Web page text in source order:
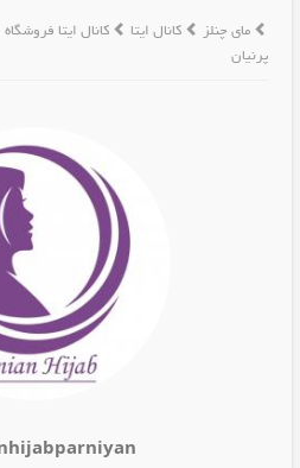
مای چنلز کانال ایتا کانال ایتا فروشگاه
پرنیان